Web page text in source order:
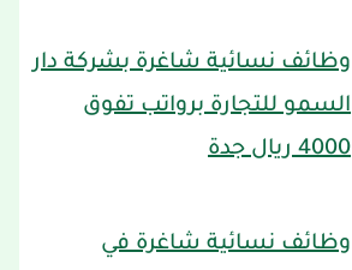
وظائف نسائية شاغرة بشركة دار
السمو للتجارة برواتب تفوق
4000 ريال جدة
وظائف نسائية شاغرة في